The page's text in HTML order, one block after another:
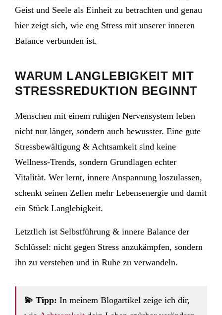
Geist und Seele als Einheit zu betrachten und genau
hier zeigt sich, wie eng Stress mit unserer inneren
Balance verbunden ist.
WARUM LANGLEBIGKEIT MIT
STRESSREDUKTION BEGINNT
Menschen mit einem ruhigen Nervensystem leben
nicht nur länger, sondern auch bewusster. Eine gute
Stressbewältigung & Achtsamkeit sind keine
Wellness-Trends, sondern Grundlagen echter
Vitalität. Wer lernt, innere Anspannung loszulassen,
schenkt seinen Zellen mehr Lebensenergie und damit
ein Stück Langlebigkeit.
Letztlich ist Selbstführung & innere Balance der
Schlüssel: nicht gegen Stress anzukämpfen, sondern
ihn zu verstehen und in Ruhe zu verwandeln.
💫 Tipp: In meinem Blogartikel zeige ich dir,